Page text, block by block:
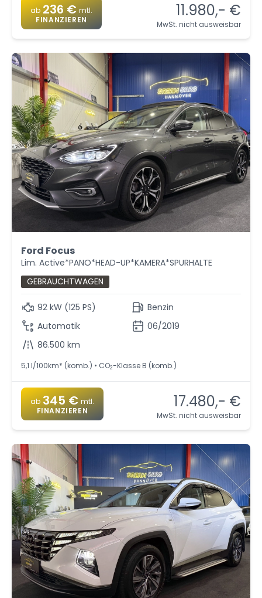
ab 236 € mtl.
FINANZIEREN
11.980,- €
MwSt. nicht ausweisbar
Ford Focus
Lim. Active*PANO*HEAD-UP*KAMERA*SPURHALTE
GEBRAUCHTWAGEN
92 kW (125 PS)
Automatik
86.500 km
Benzin
06/2019
5,1 l/100km* (komb.) • CO2-Klasse B (komb.)
ab 345 € mtl.
FINANZIEREN
17.480,- €
MwSt. nicht ausweisbar